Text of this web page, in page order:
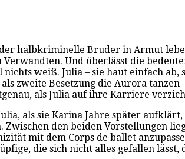
halbkriminelle Bruder in Armut
Und überlässt die
weiß. Julia – sie haut einfach ab,
zweite Besetzung die Aurora
als Julia auf ihre Karriere
als sie Karina Jahre später aufklärt,
Zwischen den beiden Vorstellungen
mit dem Corps de ballet
die sich nicht alles gefallen lässt,